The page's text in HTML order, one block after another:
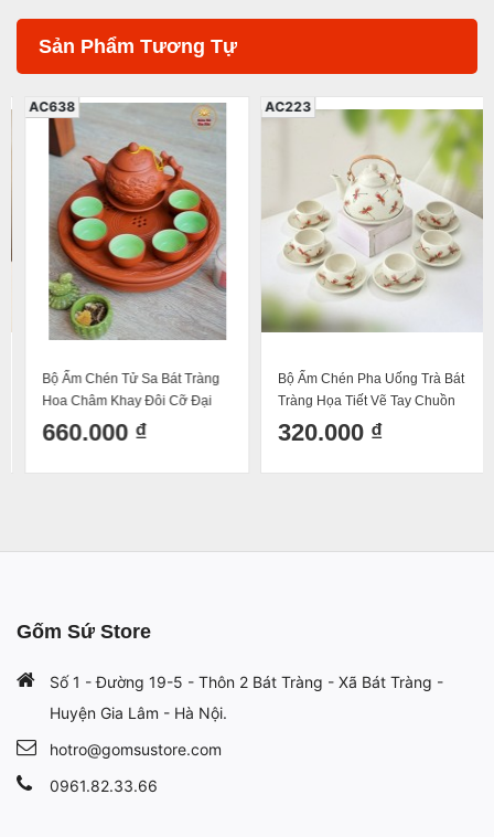
Sản Phẩm Tương Tự
Bộ Ấm Chén Tử Sa Bát Tràng
Hoa Châm Khay Đôi Cỡ Đại
Phi 30cm Màu Đỏ 400ml
660.000 ₫
AC638
Bộ Ấm Chén Pha Uống Trà Bát
Tràng Họa Tiết Vẽ Tay Chuồn
Chuồn Men Tiêu – Dáng Ấm
Giỏ Cua Quai Nhôm 340ml
320.000 ₫
AC223
Gốm Sứ Store
Số 1 - Đường 19-5 - Thôn 2 Bát Tràng - Xã Bát Tràng -
Huyện Gia Lâm - Hà Nội.
hotro@gomsustore.com
0961.82.33.66